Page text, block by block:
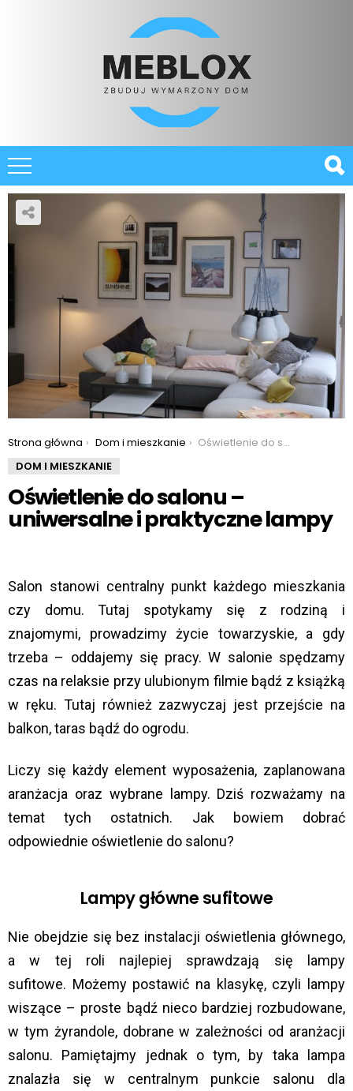
You are here:
Strona główna Dom i mieszkanie
Oświetlenie do salonu – uniwersalne i praktyczne lampy
DOM I MIESZKANIE
Oświetlenie do salonu –
uniwersalne i praktyczne lampy
Salon stanowi centralny punkt każdego mieszkania
czy domu. Tutaj spotykamy się z rodziną i
znajomymi, prowadzimy życie towarzyskie, a gdy
trzeba – oddajemy się pracy. W salonie spędzamy
czas na relaksie przy ulubionym filmie bądź z książką
w ręku. Tutaj również zazwyczaj jest przejście na
balkon, taras bądź do ogrodu.
Liczy się każdy element wyposażenia, zaplanowana
aranżacja oraz wybrane lampy. Dziś rozważamy na
temat tych ostatnich. Jak bowiem dobrać
odpowiednie oświetlenie do salonu?
Lampy główne sufitowe
Nie obejdzie się bez instalacji oświetlenia głównego,
a w tej roli najlepiej sprawdzają się lampy
sufitowe. Możemy postawić na klasykę, czyli lampy
wiszące – proste bądź nieco bardziej rozbudowane,
w tym żyrandole, dobrane w zależności od aranżacji
salonu. Pamiętajmy jednak o tym, by taka lampa
znalazła się w centralnym punkcie salonu dla